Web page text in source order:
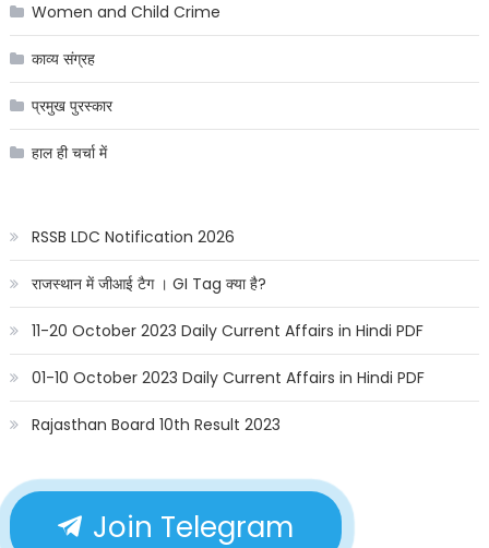
Women and Child Crime
काव्य संग्रह
प्रमुख पुरस्कार
हाल ही चर्चा में
RSSB LDC Notification 2026
राजस्थान में जीआई टैग । GI Tag क्या है?
11-20 October 2023 Daily Current Affairs in Hindi PDF
01-10 October 2023 Daily Current Affairs in Hindi PDF
Rajasthan Board 10th Result 2023
Join Telegram